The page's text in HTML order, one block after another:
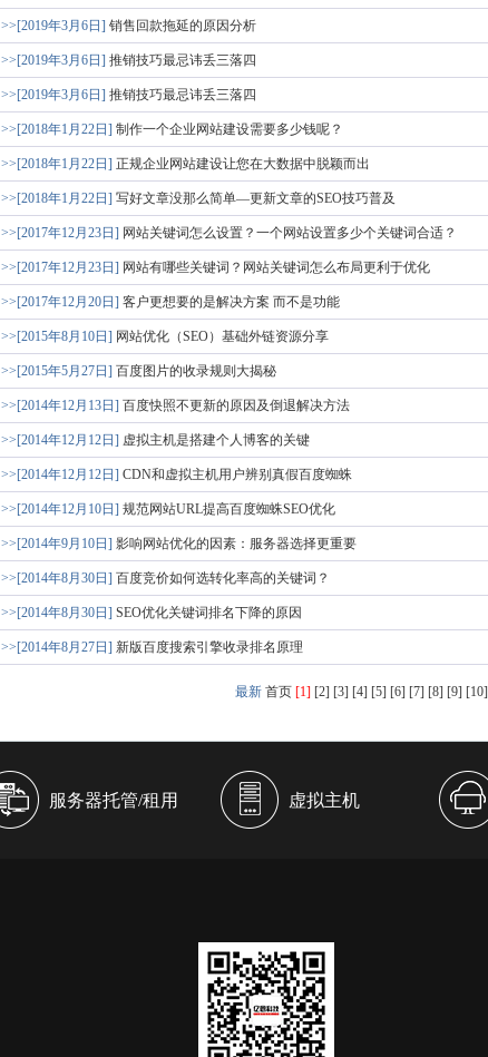
>>[2019年3月6日] 销售回款拖延的原因分析
>>[2019年3月6日] 推销技巧最忌讳丢三落四
>>[2019年3月6日] 推销技巧最忌讳丢三落四
>>[2018年1月22日] 制作一个企业网站建设需要多少钱呢？
>>[2018年1月22日] 正规企业网站建设让您在大数据中脱颖而出
>>[2018年1月22日] 写好文章没那么简单—更新文章的SEO技巧普及
>>[2017年12月23日] 网站关键词怎么设置？一个网站设置多少个关键词合适？
>>[2017年12月23日] 网站有哪些关键词？网站关键词怎么布局更利于优化
>>[2017年12月20日] 客户更想要的是解决方案 而不是功能
>>[2015年8月10日] 网站优化（SEO）基础外链资源分享
>>[2015年5月27日] 百度图片的收录规则大揭秘
>>[2014年12月13日] 百度快照不更新的原因及倒退解决方法
>>[2014年12月12日] 虚拟主机是搭建个人博客的关键
>>[2014年12月12日] CDN和虚拟主机用户辨别真假百度蜘蛛
>>[2014年12月10日] 规范网站URL提高百度蜘蛛SEO优化
>>[2014年9月10日] 影响网站优化的因素：服务器选择更重要
>>[2014年8月30日] 百度竞价如何选转化率高的关键词？
>>[2014年8月30日] SEO优化关键词排名下降的原因
>>[2014年8月27日] 新版百度搜索引擎收录排名原理
最新 首页 [1] [2] [3] [4] [5] [6] [7] [8] [9] [10]
服务器托管/租用 虚拟主机